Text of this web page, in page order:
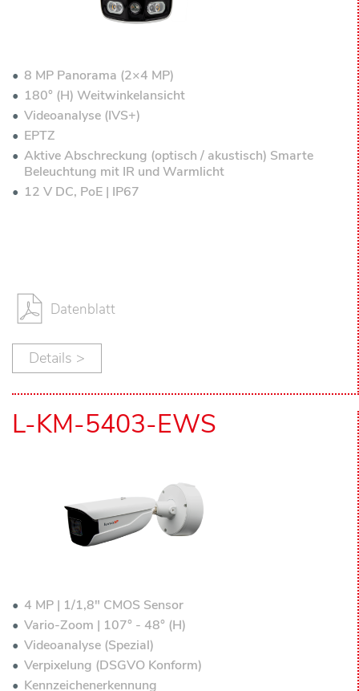
8 MP Panorama (2×4 MP)
180° (H) Weitwinkelansicht
Videoanalyse (IVS+)
EPTZ
Aktive Abschreckung (optisch / akustisch) Smarte
Beleuchtung mit IR und Warmlicht
12 V DC, PoE | IP67
Datenblatt
Details >
L-KM-5403-EWS
4 MP | 1/1,8" CMOS Sensor
Vario-Zoom | 107° - 48° (H)
Videoanalyse (Spezial)
Verpixelung (DSGVO Konform)
Kennzeichenerkennung